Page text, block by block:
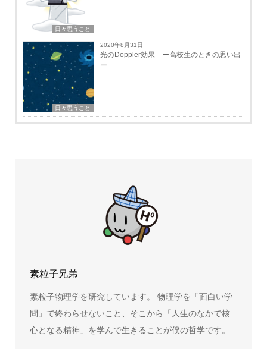
日々思うこと
日々思うこと
2020年8月31日
光のDoppler効果 ー高校生のときの思い出
ー
素粒子兄弟
素粒子物理学を研究しています。 物理学を「面白い学
問」で終わらせないこと、そこから「人生のなかで核
心となる精神」を学んで生きることが僕の哲学です。